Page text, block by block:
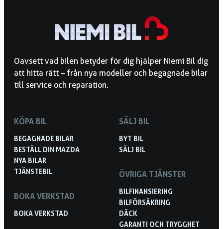
Oavsett vad bilen betyder för dig hjälper Niemi Bil dig
att hitta rätt – från nya modeller och begagnade bilar
till service och reparation.
KÖPA BIL
BEGAGNADE BILAR
BESTÄLL DIN MAZDA
NYA BILAR
TJÄNSTEBIL
BOKA VERKSTAD
BOKA VERKSTAD
SÄLJ BIL
BYT BIL
SÄLJ BIL
ÖVRIGA TJÄNSTER
BILFINANSIERING
BILFÖRSÄKRING
DÄCK
GARANTI OCH TRYGGHET